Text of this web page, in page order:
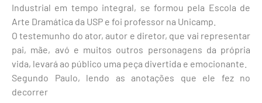
Industrial em tempo integral, se formou pela Escola de
Arte Dramática da USP e foi professor na Unicamp.
O testemunho do ator, autor e diretor, que vai representar
pai, mãe, avó e muitos outros personagens da própria
vida, levará ao público uma peça divertida e emocionante.
Segundo Paulo, lendo as anotações que ele fez no
decorrer